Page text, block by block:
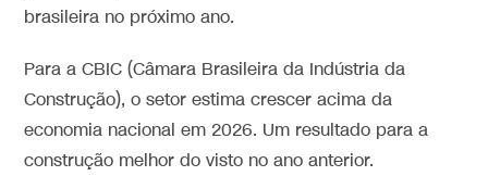
brasileira no próximo ano.
Para a CBIC (Câmara Brasileira da Indústria da
Construção), o setor estima crescer acima da
economia nacional em 2026. Um resultado para a
construção melhor do visto no ano anterior.